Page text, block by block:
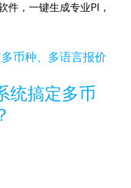
件，一键生成专业PI，
统搞定多币